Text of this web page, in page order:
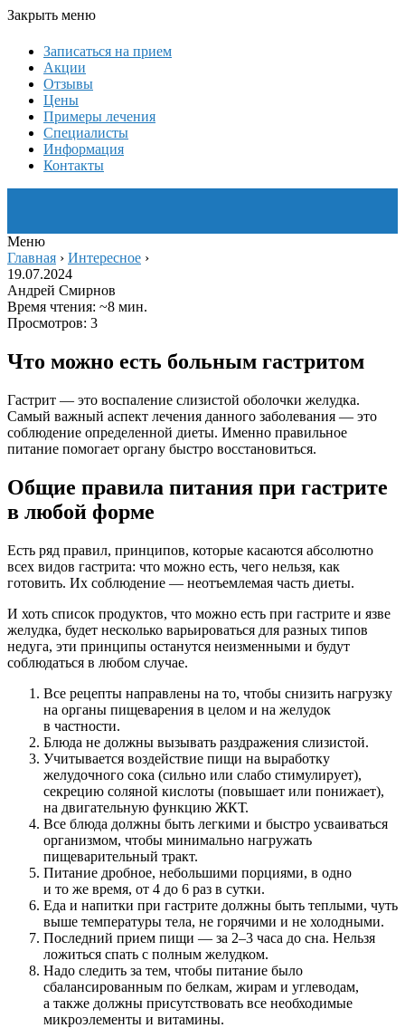
Закрыть меню
Записаться на прием
Акции
Отзывы
Цены
Примеры лечения
Специалисты
Информация
Контакты
Меню
Главная › Интересное ›
19.07.2024
Андрей Смирнов
Время чтения: ~8 мин.
Просмотров: 3
Что можно есть больным гастритом
Гастрит — это воспаление слизистой оболочки желудка.
Самый важный аспект лечения данного заболевания — это
соблюдение определенной диеты. Именно правильное
питание помогает органу быстро восстановиться.
Общие правила питания при гастрите
в любой форме
Есть ряд правил, принципов, которые касаются абсолютно
всех видов гастрита: что можно есть, чего нельзя, как
готовить. Их соблюдение — неотъемлемая часть диеты.
И хоть список продуктов, что можно есть при гастрите и язве
желудка, будет несколько варьироваться для разных типов
недуга, эти принципы останутся неизменными и будут
соблюдаться в любом случае.
Все рецепты направлены на то, чтобы снизить нагрузку
на органы пищеварения в целом и на желудок
в частности.
Блюда не должны вызывать раздражения слизистой.
Учитывается воздействие пищи на выработку
желудочного сока (сильно или слабо стимулирует),
секрецию соляной кислоты (повышает или понижает),
на двигательную функцию ЖКТ.
Все блюда должны быть легкими и быстро усваиваться
организмом, чтобы минимально нагружать
пищеварительный тракт.
Питание дробное, небольшими порциями, в одно
и то же время, от 4 до 6 раз в сутки.
Еда и напитки при гастрите должны быть теплыми, чуть
выше температуры тела, не горячими и не холодными.
Последний прием пищи — за 2–3 часа до сна. Нельзя
ложиться спать с полным желудком.
Надо следить за тем, чтобы питание было
сбалансированным по белкам, жирам и углеводам,
а также должны присутствовать все необходимые
микроэлементы и витамины.